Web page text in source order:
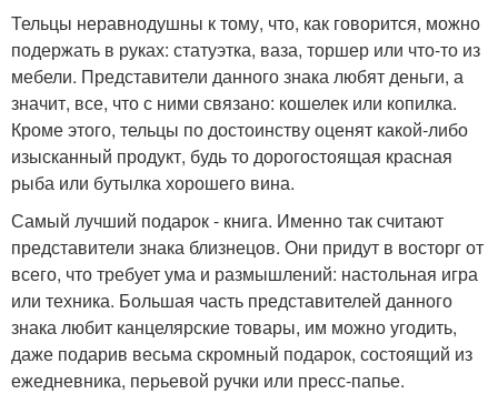
Тельцы неравнодушны к тому, что, как говорится, можно
подержать в руках: статуэтка, ваза, торшер или что-то из
мебели. Представители данного знака любят деньги, а
значит, все, что с ними связано: кошелек или копилка.
Кроме этого, тельцы по достоинству оценят какой-либо
изысканный продукт, будь то дорогостоящая красная
рыба или бутылка хорошего вина.
Самый лучший подарок - книга. Именно так считают
представители знака близнецов. Они придут в восторг от
всего, что требует ума и размышлений: настольная игра
или техника. Большая часть представителей данного
знака любит канцелярские товары, им можно угодить,
даже подарив весьма скромный подарок, состоящий из
ежедневника, перьевой ручки или пресс-папье.